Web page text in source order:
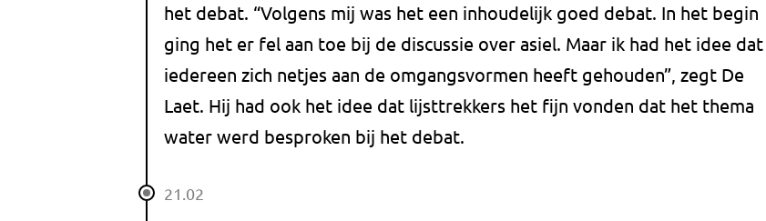
het debat. “Volgens mij was het een inhoudelijk goed debat. In het begin
ging het er fel aan toe bij de discussie over asiel. Maar ik had het idee dat
iedereen zich netjes aan de omgangsvormen heeft gehouden”, zegt De
Laet. Hij had ook het idee dat lijsttrekkers het fijn vonden dat het thema
water werd besproken bij het debat.
21.02